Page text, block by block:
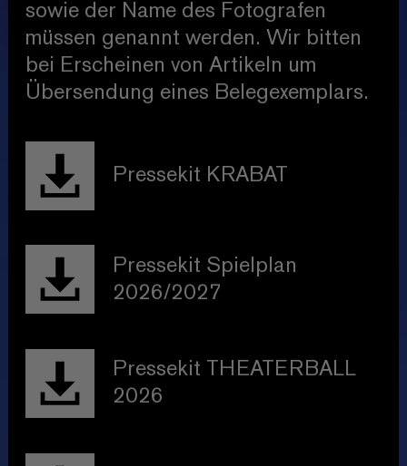
sowie der Name des Fotografen
müssen genannt werden. Wir bitten
bei Erscheinen von Artikeln um
Übersendung eines Belegexemplars.
Pressekit KRABAT
Pressekit Spielplan
2026/2027
Pressekit THEATERBALL
2026